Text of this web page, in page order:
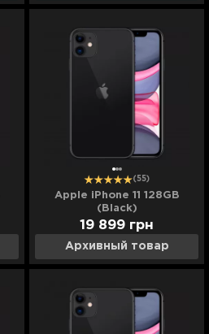
(55)
Apple iPhone 11 128GB
(Black)
Архивный товар
19 899 грн